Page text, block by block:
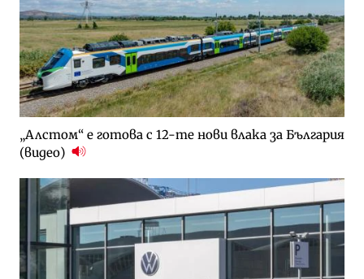
„Алстом“ е готова с 12-те нови влака за България
(видео)